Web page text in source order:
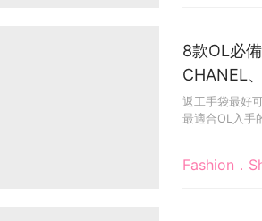
Fashion．
8款OL必
CHANEL
件夾都能裝
返工手袋最好
最適合OL入手